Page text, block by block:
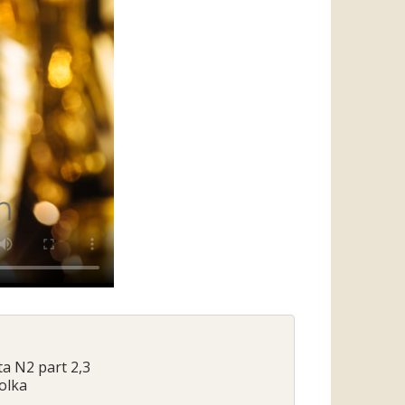
N2 part 2,3